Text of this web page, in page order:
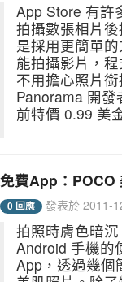
App Store 有許
拍攝數張相片
是採用更簡單
能拍攝影片，
不用擔心照片
Panorama 開
前特價 0.99 美
免費App：POCO
0 回應 發表於 2011-
拍照時膚色暗
Android 手機的
App，透過幾個